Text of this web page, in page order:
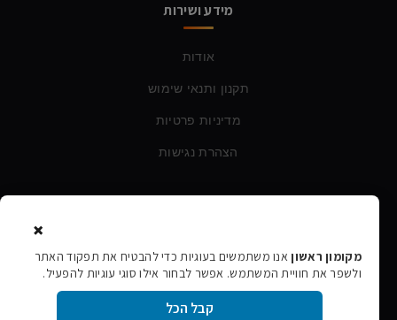
מידע ושירות
אודות
תקנון ותנאי שימוש
מדיניות פרטיות
הצהרת נגישות
טלפון: 054-760-6388
×
מקומון ראשוןאנו משתמשים בעוגיות כדי להבטיח את תפקוד האתר
ולשפר את חוויית המשתמש. אפשר לבחור אילו סוגי עוגיות להפעיל.
קבל הכל